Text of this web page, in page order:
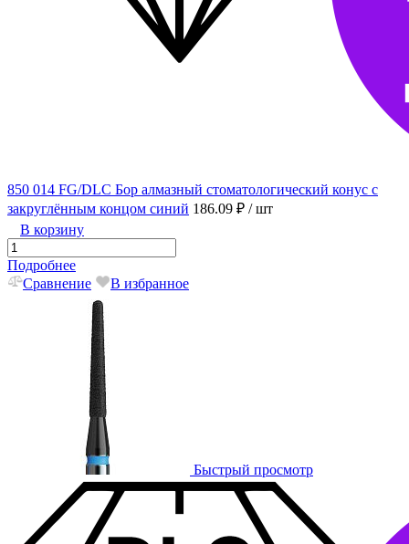
850 014 FG/DLC Бор алмазный стоматологический конус с
закруглённым концом синий 186.09 ₽ / шт
В корзину
Подробнее
Сравнение
В избранное
Быстрый просмотр